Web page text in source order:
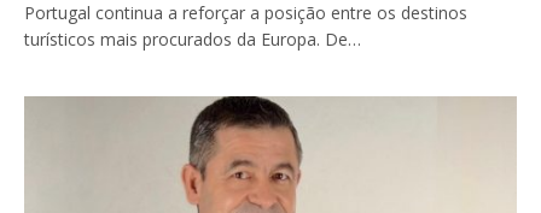
Portugal continua a reforçar a posição entre os destinos
turísticos mais procurados da Europa. De…